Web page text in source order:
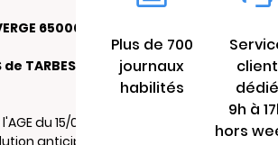
65000 TARBES
de TARBES
du 15/04/2026, il a été
anticipée de la société,
Plus de 700
journaux
habilités
client
dédié
9h à
hors